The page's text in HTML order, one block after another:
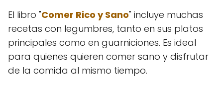
El libro "Comer Rico y Sano" incluye muchas
recetas con legumbres, tanto en sus platos
principales como en guarniciones. Es ideal
para quienes quieren comer sano y disfrutar
de la comida al mismo tiempo.